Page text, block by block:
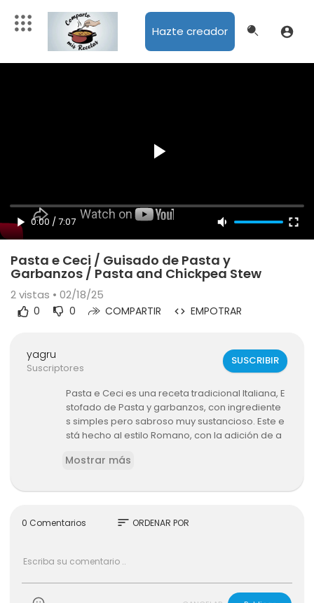
Hazte creador
0:00 /7:07
Pasta e Ceci / Guisado de Pasta y
Garbanzos / Pasta and Chickpea Stew
2vistas • 02/18/25
0 0 COMPARTIR EMPOTRAR
yagru
Suscriptores
SUSCRIBIR
Pasta e Ceci es una receta tradicional Italiana, E
stofado de Pasta y garbanzos, con ingrediente
s simples pero sabroso muy sustancioso. Este e
stá hecho al estilo Romano, con la adición de a
e personalizarse al gusto de cada uno. Puede h
hoas. Espero que la prueben. Gracias por visitar
200 gr de Sémola
Mostrar más
0 Comentarios sort ORDENAR POR